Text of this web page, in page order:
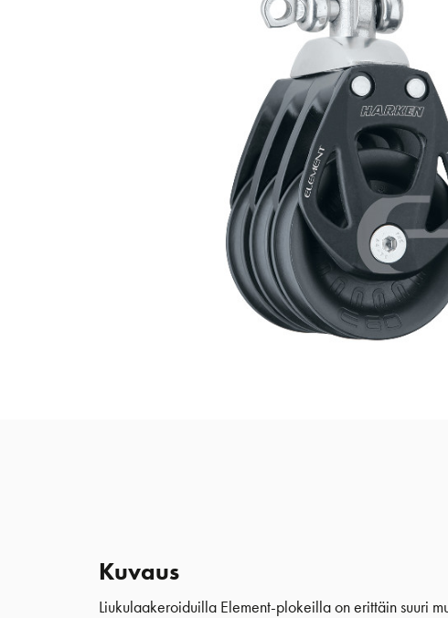
Kuvaus
Liukulaakeroiduilla Element-plokeilla on erittäin suuri